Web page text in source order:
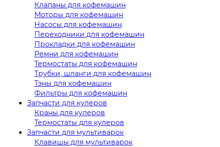
Клапаны для кофемашин
Моторы для кофемашин
Насосы для кофемашин
Переходники для кофемашин
Прокладки для кофемашин
Ремни для кофемашин
Термостаты для кофемашин
Трубки, шланги для кофемашин
Тэны для кофемашин
Фильтры для кофемашин
Запчасти для кулеров
Краны для кулеров
Термостаты для кулеров
Запчасти для мультиварок
Клавишы для мультиварок